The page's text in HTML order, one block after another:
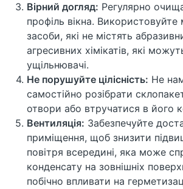
Вірний догляд: Регулярно
профіль вікна. Використовуйте
засоби, які не містять
агресивних хімікатів, які
ущільнювачі.
Не порушуйте цілісність: Не
самостійно розібрати
отвори або втручатися в його
Вентиляція: Забезпечуйте
приміщення, щоб знизити
повітря всередині, яка може
конденсату на зовнішніх
побічно впливати на